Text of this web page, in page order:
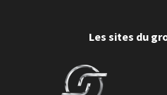
Les sites du